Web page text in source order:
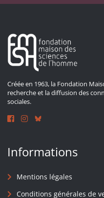
Créée en 1963, la Fondation
recherche et la diffusion des
sociales.
Informations
Mentions légales
Conditions générales de